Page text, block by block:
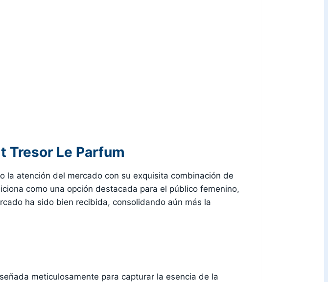
Tresor Le Parfum
la atención del mercado con su exquisita combinación de
como una opción destacada para el público femenino,
ha sido bien recibida, consolidando aún más la
meticulosamente para capturar la esencia de la